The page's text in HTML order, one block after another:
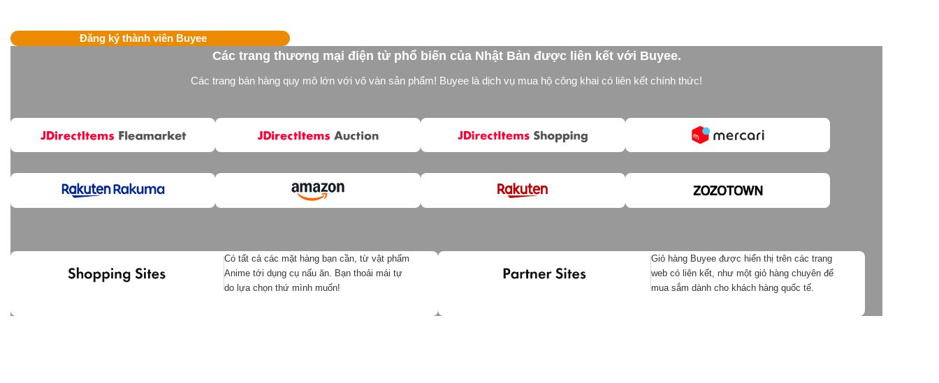
Đăng ký thành viên Buyee
Các trang thương mại điện tử phổ biến của Nhật Bản được liên kết với Buyee.
Các trang bán hàng quy mô lớn với vô vàn sản phẩm! Buyee là dịch vụ mua hộ công khai có liên kết chính thức!
Có tất cả các mặt hàng bạn cần, từ vật phẩm
Anime tới dụng cụ nấu ăn. Bạn thoải mái tự
do lựa chọn thứ mình muốn!
Giỏ hàng Buyee được hiển thị trên các trang
web có liên kết, như một giỏ hàng chuyên để
mua sắm dành cho khách hàng quốc tế.